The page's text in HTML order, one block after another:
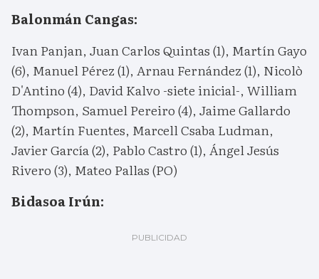
Balonmán Cangas:
Ivan Panjan, Juan Carlos Quintas (1), Martín Gayo
(6), Manuel Pérez (1), Arnau Fernández (1), Nicolò
D'Antino (4), David Kalvo -siete inicial-, William
Thompson, Samuel Pereiro (4), Jaime Gallardo
(2), Martín Fuentes, Marcell Csaba Ludman,
Javier García (2), Pablo Castro (1), Ángel Jesús
Rivero (3), Mateo Pallas (PO)
Bidasoa Irún: